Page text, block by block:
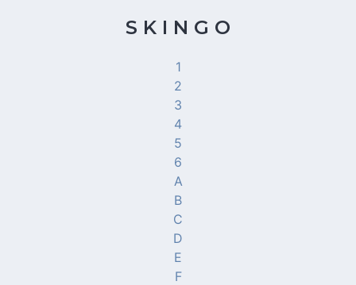
S K I N G O
1
2
3
4
5
6
A
B
C
D
E
F